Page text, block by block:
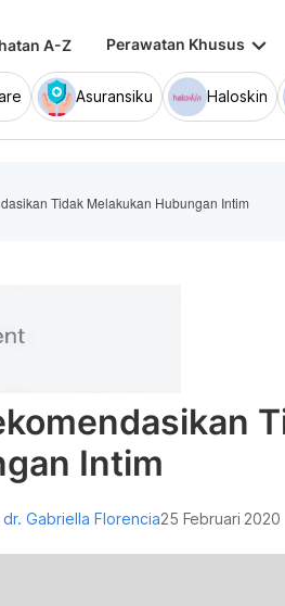
A-Z Perawatan Khusus keyboard_arrow_down
Asuransiku Haloskin
Tidak Melakukan Hubungan Intim
Intim
dr. Gabriella Florencia25 Februari 2020